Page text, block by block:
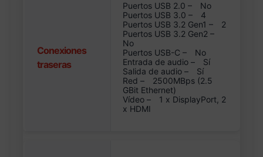
Conexiones
traseras
Puertos USB 2.0 –
No
Puertos USB 3.0 –
4
Puertos USB 3.2 Gen1 –
2
Puertos USB 3.2 Gen2 –
No
Puertos USB-C –
No
Entrada de audio –
Sí
Salida de audio –
Sí
Red –
2500MBps (2.5
GBit Ethernet)
Vídeo –
1 x DisplayPort, 2
x HDMI